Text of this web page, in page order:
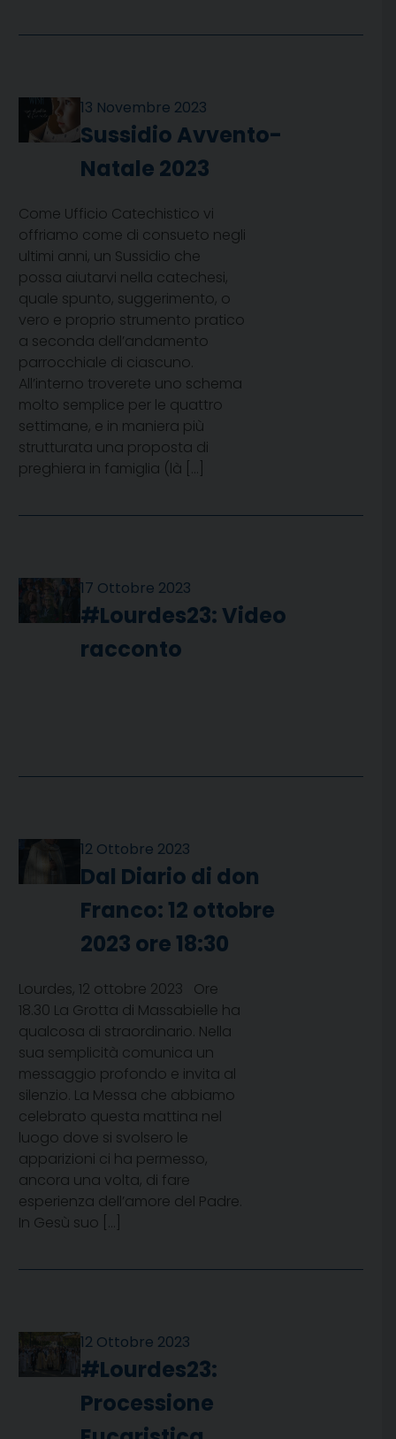
13 Novembre 2023
Sussidio Avvento-
Natale 2023
Come Ufficio Catechistico vi
offriamo come di consueto negli
ultimi anni, un Sussidio che
possa aiutarvi nella catechesi,
quale spunto, suggerimento, o
vero e proprio strumento pratico
a seconda dell’andamento
parrocchiale di ciascuno.
All’interno troverete uno schema
molto semplice per le quattro
settimane, e in maniera più
strutturata una proposta di
preghiera in famiglia (là […]
17 Ottobre 2023
#Lourdes23: Video
racconto
12 Ottobre 2023
Dal Diario di don
Franco: 12 ottobre
2023 ore 18:30
Lourdes, 12 ottobre 2023 Ore
18.30 La Grotta di Massabielle ha
qualcosa di straordinario. Nella
sua semplicità comunica un
messaggio profondo e invita al
silenzio. La Messa che abbiamo
celebrato questa mattina nel
luogo dove si svolsero le
apparizioni ci ha permesso,
ancora una volta, di fare
esperienza dell’amore del Padre.
In Gesù suo […]
12 Ottobre 2023
#Lourdes23:
Processione